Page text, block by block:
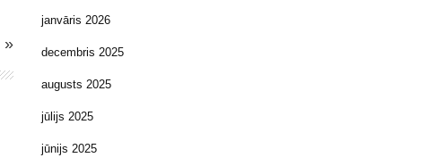
»
janvāris 2026
decembris 2025
augusts 2025
jūlijs 2025
jūnijs 2025